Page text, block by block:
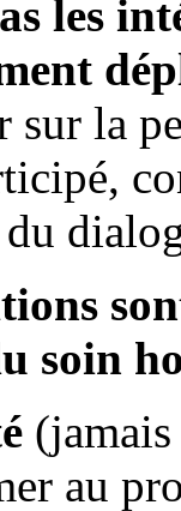
les
sur la
du
soin
au